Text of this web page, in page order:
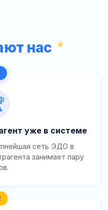
нас
уже в системе
сеть ЭДО в
занимает пару